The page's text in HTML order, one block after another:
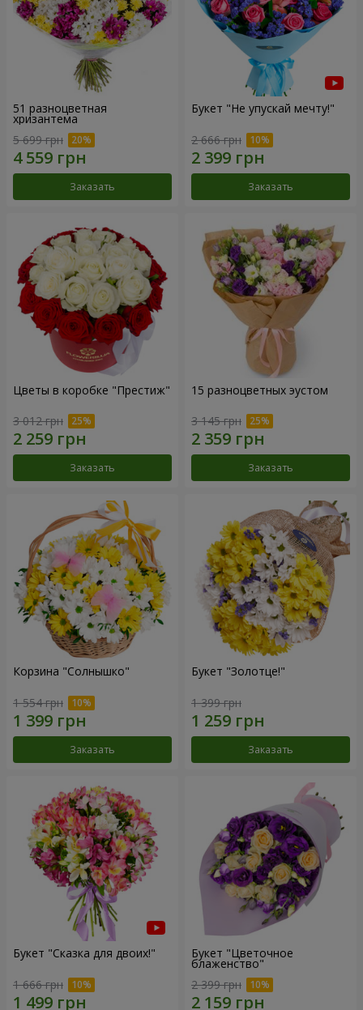
51 разноцветная
хризантема
5 699 грн
Заказать
Букет "Не упускай мечту!"
2 666 грн
Заказать
Цветы в коробке "Престиж"
3 012 грн
Заказать
15 разноцветных эустом
3 145 грн
Заказать
Корзина "Солнышко"
1 554 грн
Заказать
Букет "Золотце!"
1 399 грн
Заказать
Букет "Сказка для двоих!"
1 666 грн
Букет "Цветочное
блаженство"
2 399 грн